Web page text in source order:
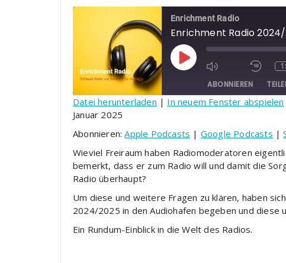
Enrichment Radio
Play Episode
ABONNIEREN
Apple Podcasts
YouTube
RSS FEED
TEILEN
EMBED
Datei herunterladen | In neuem Fenster abspielen
Januar 2025
Abonnieren:Apple Podcasts | Google Podcasts |
Wieviel Freiraum haben Radiomoderatoren
bemerkt, dass er zum Radio will und damit die
Radio überhaupt?
Um diese und weitere Fragen zu klären, haben
2024/2025 in den Audiohafen begeben und diese
Ein Rundum-Einblick in die Welt des Radios.